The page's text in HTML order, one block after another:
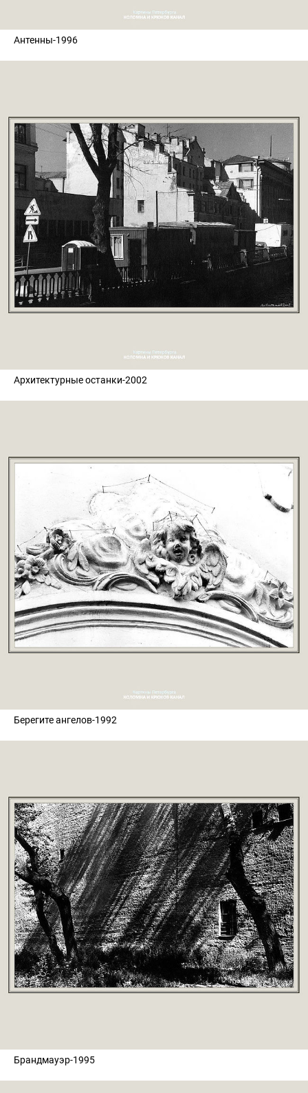
Антенны-1996
Архитектурные останки-2002
Берегите ангелов-1992
Брандмауэр-1995